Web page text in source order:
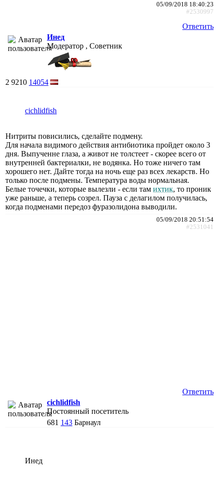
05/09/2018 18:40:23
#2530997
Ответить
Инед
Модератор , Советник
2 9210 14054
cichlidfish
Нитриты повисились, сделайте подмену.
Для начала видимого действия антибиотика пройдет около 3
дня. Выпученне глаза, а живот не толстеет - скорее всего от
внутренней бактериалки, не водянка. Но тоже ничего там
хорошего нет. Дайте тогда на ночь еще раз всех лекарств. Но
только после подмены. Температура воды нормальная.
Белые точечки, которые вылезли - если там ихтик, то проник
уже раньше, а теперь созрел. Пауза с делагилом получилась,
когда подменами передоз фуразолидона выводили.
05/09/2018 20:51:54
#2531041
Ответить
cichlidfish
Постоянный посетитель
681 143 Барнаул
Инед